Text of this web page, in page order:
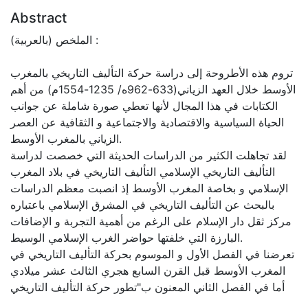
Abstract
الملخص (بالعربية) :
تروم هذه الأطروحة إلى دراسة حركة التأليف التاريخي بالمغرب
الأوسط خلال العهد الزياني(633-962ه/ 1235-1554م) من أهم
الكتابات في هذا المجال لأنها تعطي صورة شاملة عن جوانب
الحياة السياسية والاقتصادية والاجتماعية و الثقافية عن العصر
الزياني بالمغرب الأوسط.
لقد تجاهلت الكثير من الدراسات الحديثة التي خصصت لدراسة
التأليف التاريخي الإسلامي التأليف التاريخي في بلاد المغرب
الإسلامي و بخاصة المغرب الأوسط إذ انصبت معظم الدراسات
بالبحث عن التأليف التاريخي في المشرق الإسلامي باعتباره
مركز ثقل دار الإسلام على الرغم من أهمية التجربة و الإضافات
البارزة التي خلفتها حواضر الغرب الإسلامي الوسيط.
تعرضنا في الفصل الأول و الموسوم بحركة التأليف التاريخي في
المغرب الأوسط قبل القرن السابع هجري الثالث عشر ميلادي
أما في الفصل الثاني المعنون ب"تطور حركة التأليف التاريخي